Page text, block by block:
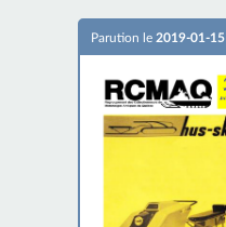
Parution le 2019-01-15